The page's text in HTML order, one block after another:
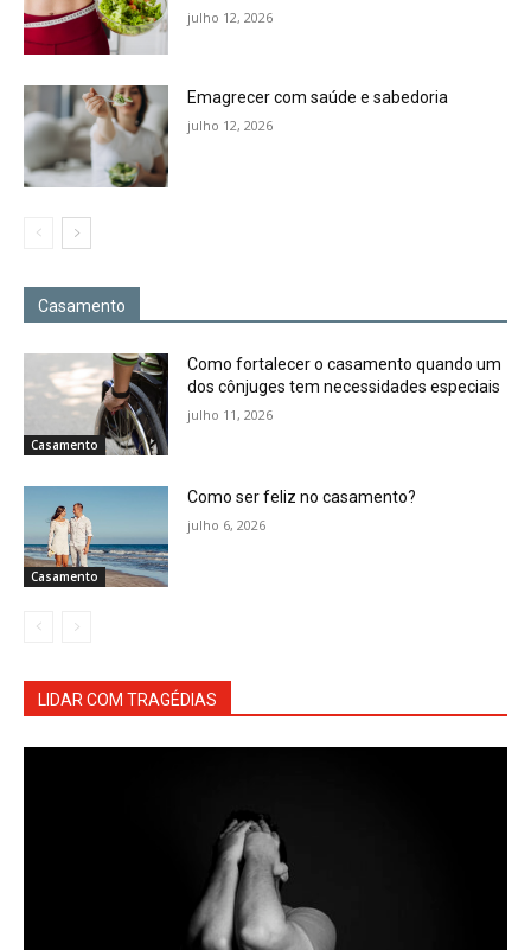
julho 12, 2026
Emagrecer com saúde e sabedoria
julho 12, 2026
Casamento
Casamento
Como fortalecer o casamento quando um
dos cônjuges tem necessidades especiais
julho 11, 2026
Casamento
Como ser feliz no casamento?
julho 6, 2026
LIDAR COM TRAGÉDIAS